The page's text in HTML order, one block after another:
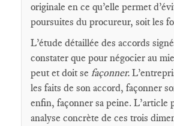
originale en ce qu’elle permet
poursuites du procureur, soit les
L’étude détaillée des accords
constater que pour négocier au
peut et doit se façonner.
les faits de son accord, façonner
enfin, façonner sa peine. L’article
analyse concrète de ces trois